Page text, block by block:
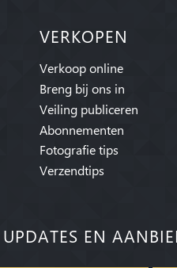
VERKOPEN
Verkoop online
Breng bij ons in
Veiling publiceren
Abonnementen
Fotografie tips
Verzendtips
EN